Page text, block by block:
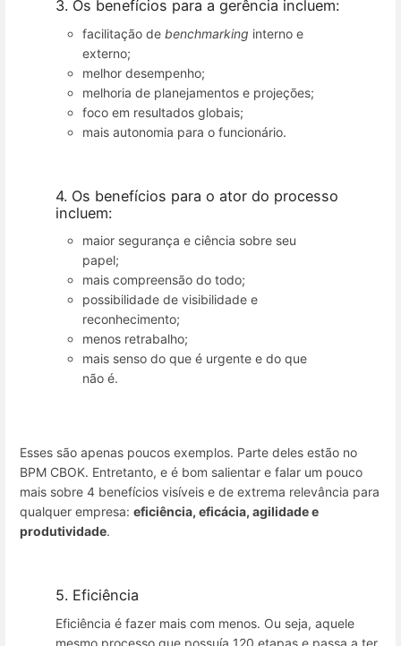
3. Os benefícios para a gerência incluem:
facilitação debenchmarking interno e
externo;
melhor desempenho;
melhoria de planejamentos e projeções;
foco em resultados globais;
mais autonomia para o funcionário.
4. Os benefícios para o ator do processo
incluem:
maior segurança e ciência sobre seu
papel;
mais compreensão do todo;
possibilidade de visibilidade e
reconhecimento;
menos retrabalho;
mais senso do que é urgente e do que
não é.
Esses são apenas poucos exemplos. Parte deles estão no
BPM CBOK. Entretanto, e é bom salientar e falar um pouco
mais sobre 4 benefícios visíveis e de extrema relevância para
qualquer empresa: eficiência, eficácia, agilidade e
produtividade.
5. Eficiência
Eficiência é fazer mais com menos. Ou seja, aquele
mesmo processo que possuía 120 etapas e passa a ter